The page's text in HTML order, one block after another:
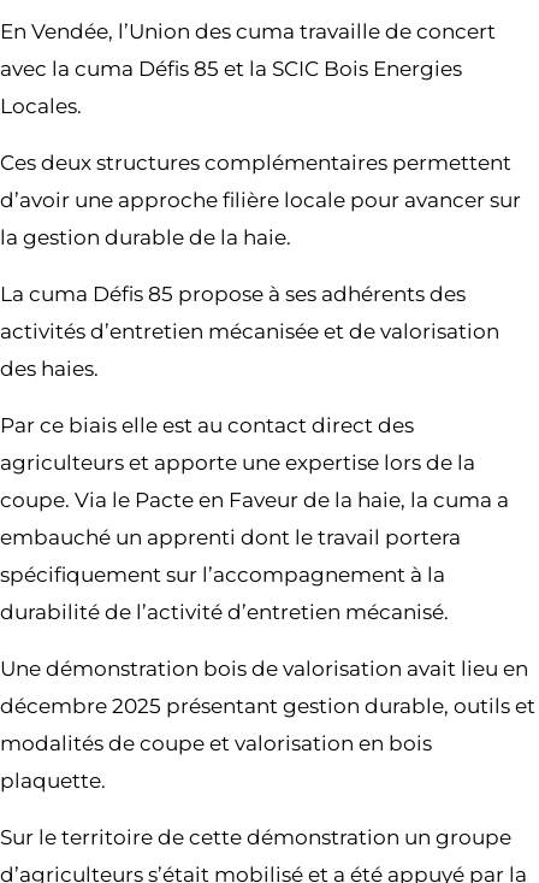
En Vendée, l’Union des cuma travaille de concert
avec la cuma Défis 85 et la SCIC Bois Energies
Locales.
Ces deux structures complémentaires permettent
d’avoir une approche filière locale pour avancer sur
la gestion durable de la haie.
La cuma Défis 85 propose à ses adhérents des
activités d’entretien mécanisée et de valorisation
des haies.
Par ce biais elle est au contact direct des
agriculteurs et apporte une expertise lors de la
coupe. Via le Pacte en Faveur de la haie, la cuma a
embauché un apprenti dont le travail portera
spécifiquement sur l’accompagnement à la
durabilité de l’activité d’entretien mécanisé.
Une démonstration bois de valorisation avait lieu en
décembre 2025 présentant gestion durable, outils et
modalités de coupe et valorisation en bois
plaquette.
Sur le territoire de cette démonstration un groupe
d’agriculteurs s’était mobilisé et a été appuyé par la